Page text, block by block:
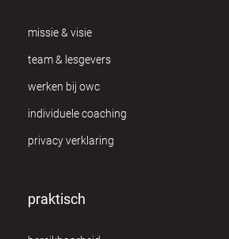
missie & visie
team & lesgevers
werken bij owc
individuele coaching
privacy verklaring
praktisch